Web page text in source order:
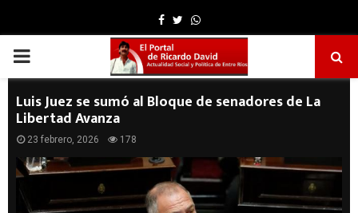
Facebook
TwitterWhatsapp
PRIMARY
MENU
Luis Juez se sumó al Bloque de senadores de La
Libertad Avanza
23 febrero, 2026 178